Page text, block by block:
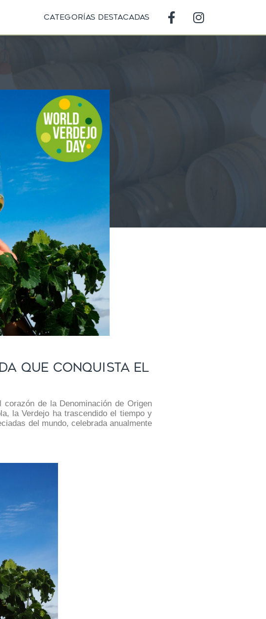
Categorías destacadas
que conquista el
corazón de la Denominación de Origen
la Verdejo ha trascendido el tiempo y
del mundo, celebrada anualmente